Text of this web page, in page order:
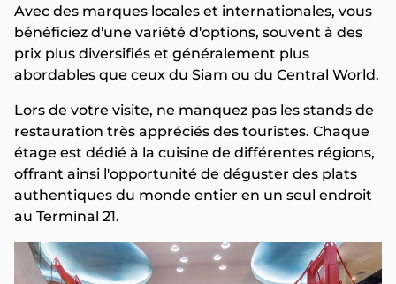
Avec des marques locales et internationales, vous
bénéficiez d'une variété d'options, souvent à des
prix plus diversifiés et généralement plus
abordables que ceux du Siam ou du Central World.
Lors de votre visite, ne manquez pas les stands de
restauration très appréciés des touristes. Chaque
étage est dédié à la cuisine de différentes régions,
offrant ainsi l'opportunité de déguster des plats
authentiques du monde entier en un seul endroit
au Terminal 21.